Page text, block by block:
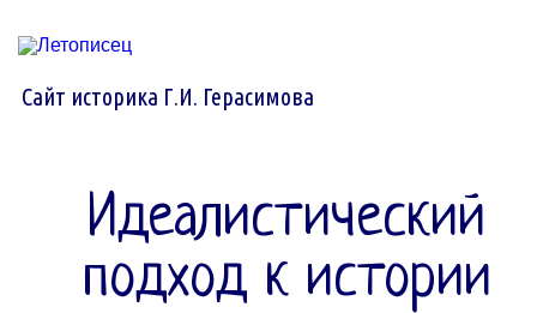
Сайт историка Г.И. Герасимова
Идеалистический
подход к истории